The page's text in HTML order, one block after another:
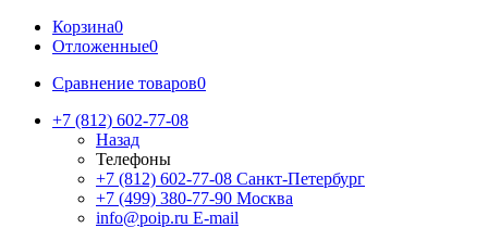
Корзина0
Отложенные0
Сравнение товаров0
+7 (812) 602-77-08
Назад
Телефоны
+7 (812) 602-77-08 Санкт-Петербург
+7 (499) 380-77-90 Москва
info@poip.ru E-mail